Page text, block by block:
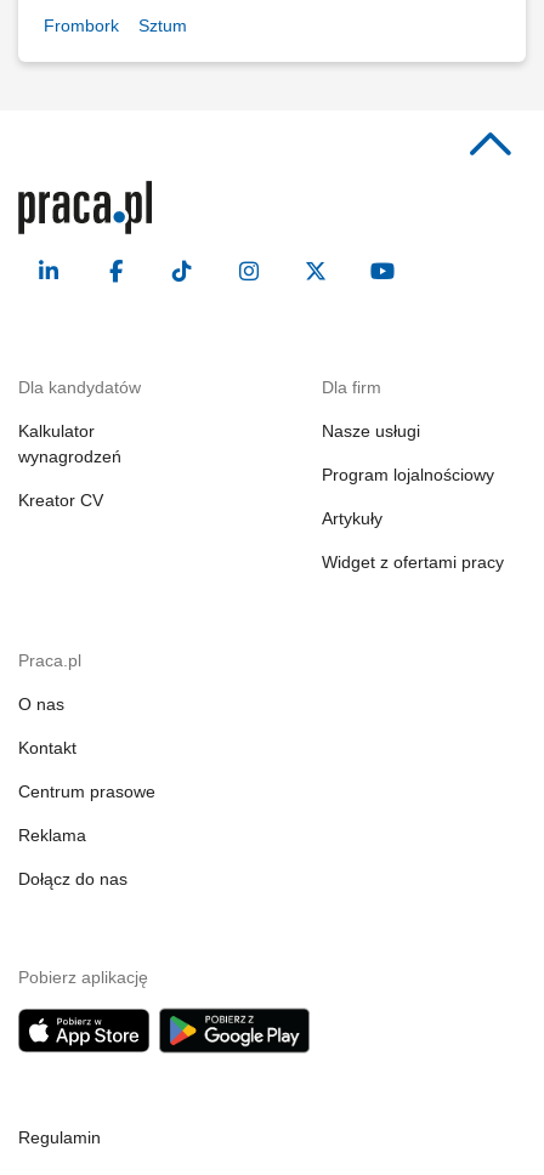
Frombork Sztum
Dla kandydatów
Kalkulator
wynagrodzeń
Kreator CV
Dla firm
Nasze usługi
Program lojalnościowy
Artykuły
Widget z ofertami pracy
Praca.pl
O nas
Kontakt
Centrum prasowe
Reklama
Dołącz do nas
Pobierz aplikację
Regulamin